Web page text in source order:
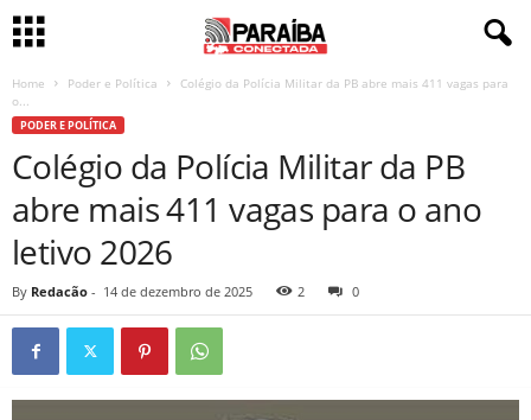
Home Poder e Política
Colégio da Polícia Militar da PB abre mais 411 vagas para
o...
PODER E POLÍTICA
Colégio da Polícia Militar da PB
abre mais 411 vagas para o ano
letivo 2026
By Redacão - 14 de dezembro de 2025 2 0